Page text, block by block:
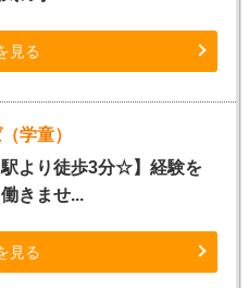
見る
学童）
駅より徒歩3分☆】経験を
きませ...
見る